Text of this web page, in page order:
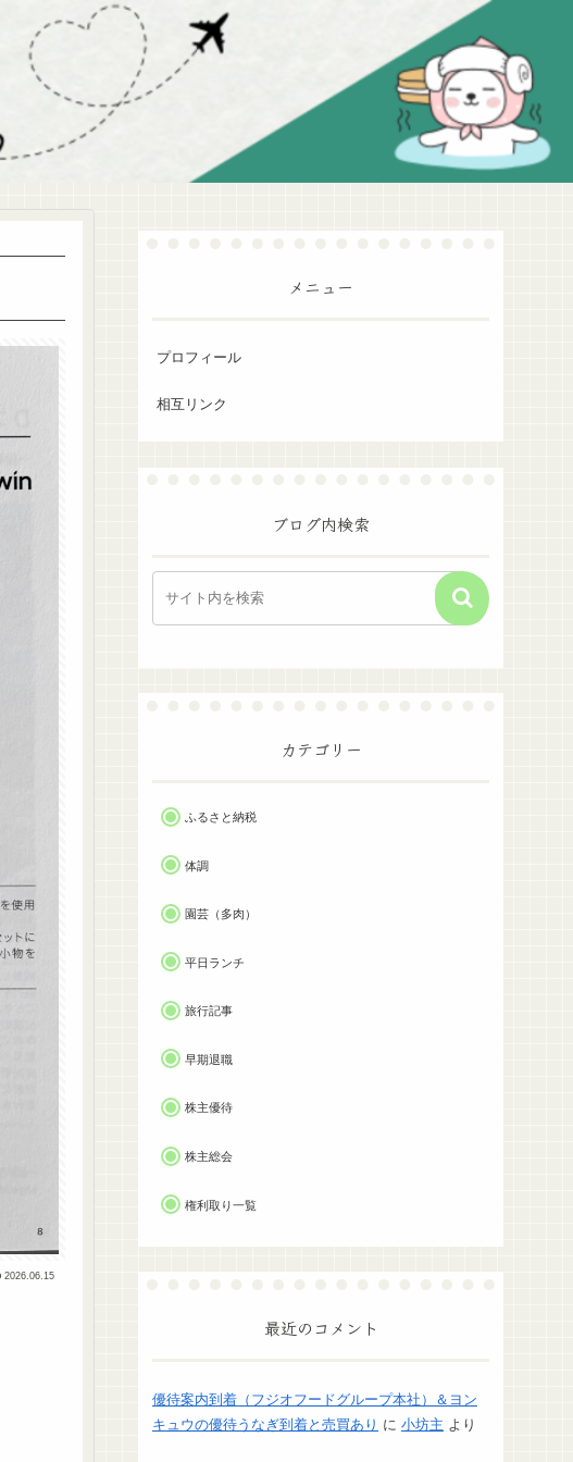
2026.06.15
メニュー
プロフィール
相互リンク
ブログ内検索
カテゴリー
ふるさと納税
体調
園芸（多肉）
平日ランチ
旅行記事
早期退職
株主優待
株主総会
権利取り一覧
最近のコメント
優待案内到着（フジオフードグループ本社）＆ヨン
キュウの優待うなぎ到着と売買あり に 小坊主 より